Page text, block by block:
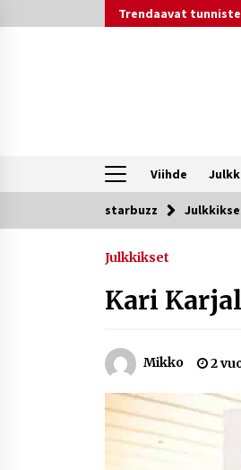
sisältöön
Trendaavat
Viihde
Trendit nyt
1
starbuzz
Julkkikset
Kari
Mikko 2